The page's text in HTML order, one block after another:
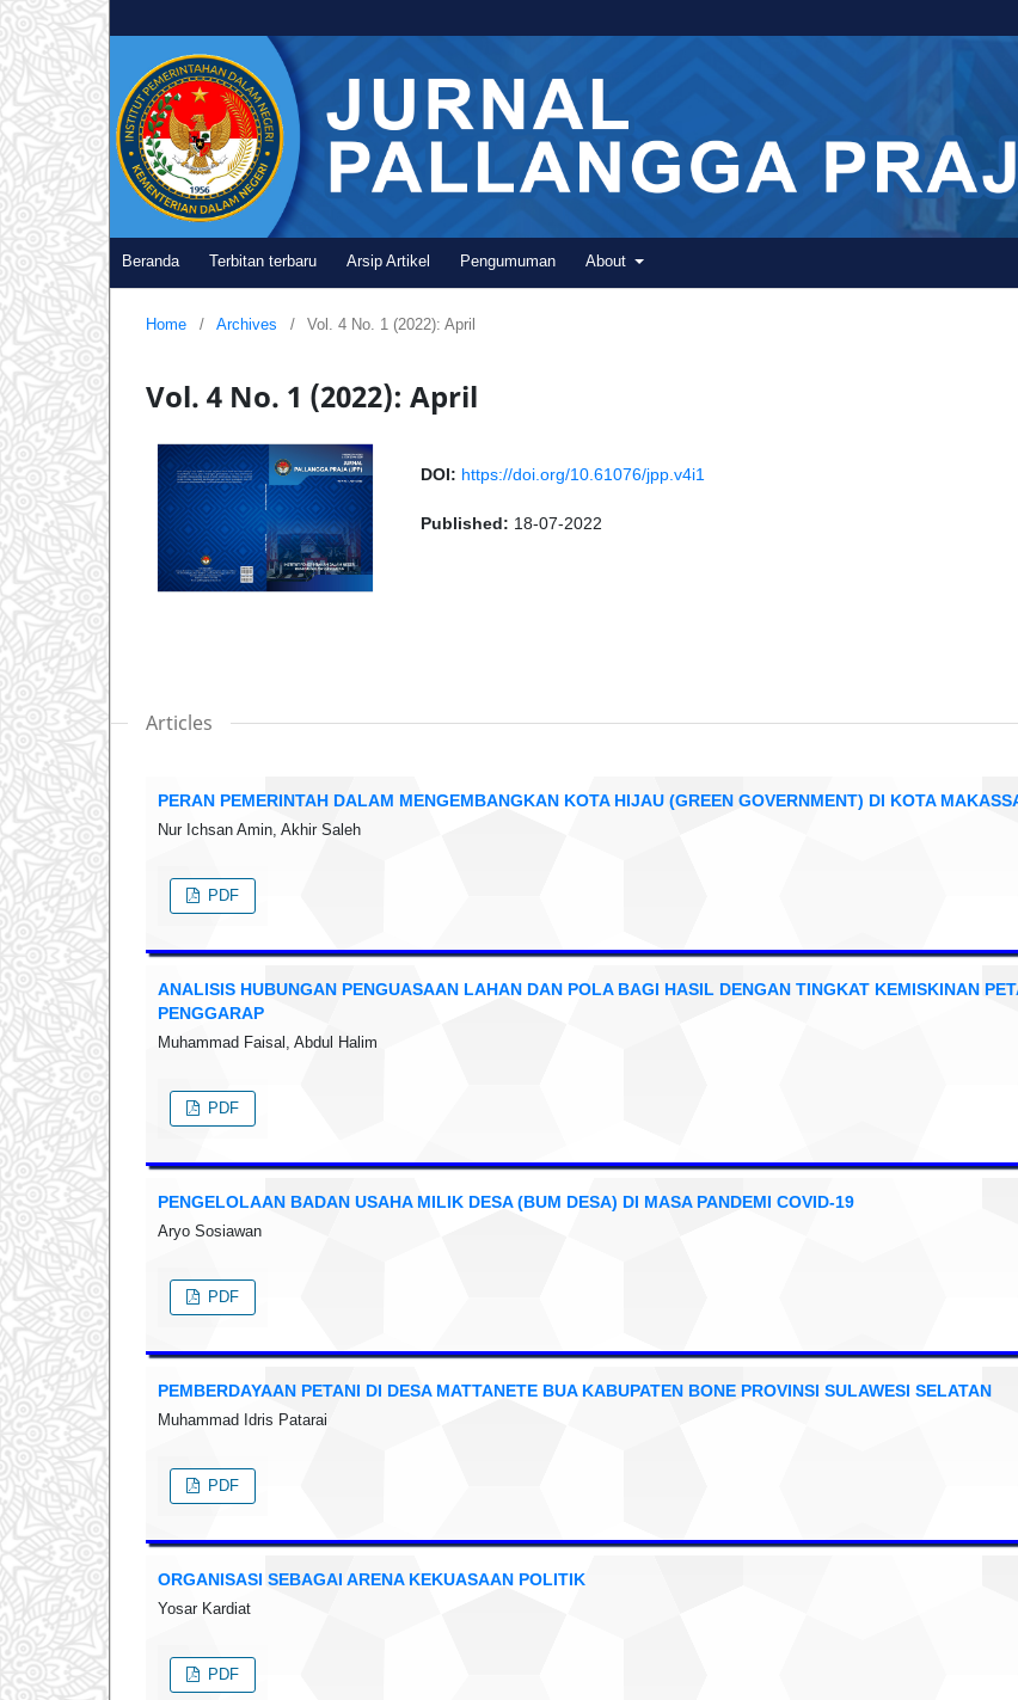
Beranda Terbitan terbaru Arsip Artikel Pengumuman About
Home / Archives / Vol. 4 No. 1 (2022): April
Vol. 4 No. 1 (2022): April
DOI: https://doi.org/10.61076/jpp.v4i1
Published: 18-07-2022
Articles
PERAN PEMERINTAH DALAM MENGEMBANGKAN KOTA HIJAU (GREEN GOVERNMENT) DI KOTA
Nur Ichsan Amin, Akhir Saleh
PDF
ANALISIS HUBUNGAN PENGUASAAN LAHAN DAN POLA BAGI HASIL DENGAN TINGKAT KEMISKINAN
PENGGARAP
Muhammad Faisal, Abdul Halim
PDF
PENGELOLAAN BADAN USAHA MILIK DESA (BUM DESA) DI MASA PANDEMI COVID-19
Aryo Sosiawan
PDF
PEMBERDAYAAN PETANI DI DESA MATTANETE BUA KABUPATEN BONE PROVINSI SULAWESI SELATAN
Muhammad Idris Patarai
PDF
ORGANISASI SEBAGAI ARENA KEKUASAAN POLITIK
Yosar Kardiat
PDF